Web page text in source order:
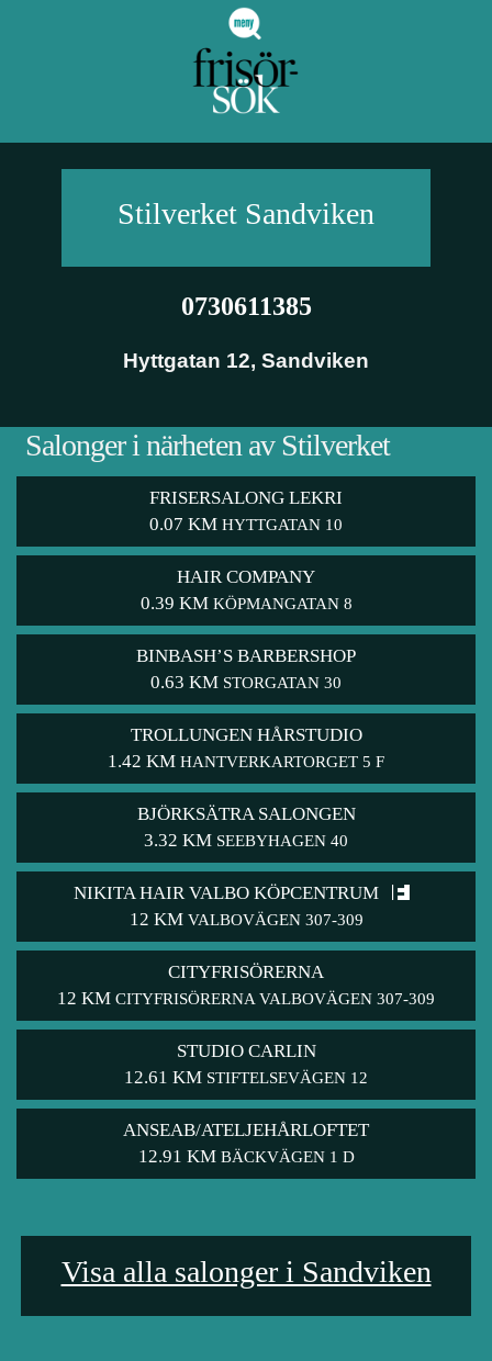
Stilverket Sandviken
0730611385
Hyttgatan 12, Sandviken
Salonger i närheten av Stilverket
FRISERSALONG LEKRI
0.07 KM HYTTGATAN 10
HAIR COMPANY
0.39 KM KÖPMANGATAN 8
BINBASH’S BARBERSHOP
0.63 KM STORGATAN 30
TROLLUNGEN HÅRSTUDIO
1.42 KM HANTVERKARTORGET 5 F
BJÖRKSÄTRA SALONGEN
3.32 KM SEEBYHAGEN 40
NIKITA HAIR VALBO KÖPCENTRUM
12 KM VALBOVÄGEN 307-309
CITYFRISÖRERNA
12 KM CITYFRISÖRERNA VALBOVÄGEN 307-309
STUDIO CARLIN
12.61 KM STIFTELSEVÄGEN 12
ANSEAB/ATELJEHÅRLOFTET
12.91 KM BÄCKVÄGEN 1 D
Visa alla salonger i Sandviken